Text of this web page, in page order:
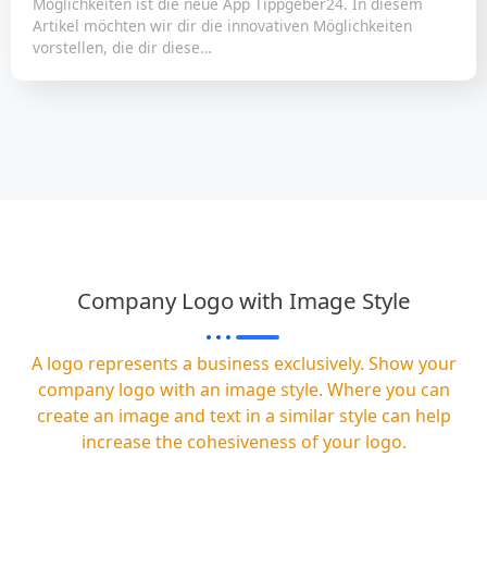
Möglichkeiten ist die neue App Tippgeber24. In diesem
Artikel möchten wir dir die innovativen Möglichkeiten
vorstellen, die dir diese…
Company Logo with Image Style
A logo represents a business exclusively. Show your
company logo with an image style. Where you can
create an image and text in a similar style can help
increase the cohesiveness of your logo.